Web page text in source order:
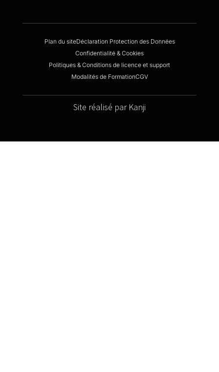
Plan du siteDéclaration Protection des Données
Confidentialité & Cookies
Politiques & Conditions de licence et support
Modalités de FormationCGV
Site réalisé par Kanji